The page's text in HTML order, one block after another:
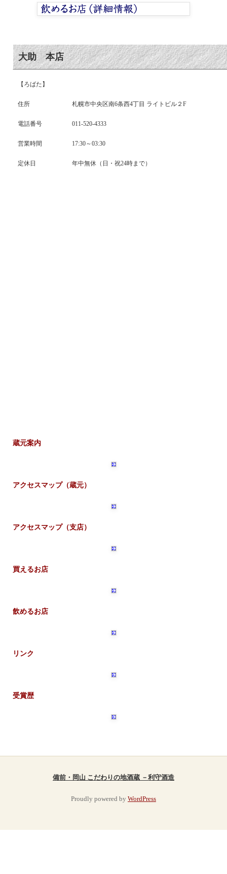
大助 本店
【ろばた】
住所 札幌市中央区南6条西4丁目 ライトビル２F
電話番号 011-520-4333
営業時間 17:30～03:30
定休日 年中無休（日・祝24時まで）
蔵元案内
アクセスマップ（蔵元）
アクセスマップ（支店）
買えるお店
飲めるお店
リンク
受賞歴
備前・岡山 こだわりの地酒蔵 －利守酒造
Proudly powered by WordPress